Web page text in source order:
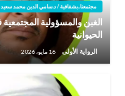
مجتمعنا..بشفافية / د.سامي الدين محمد سعيد
الغبن والمسؤولية
الحيوانية
الرواية الأولى 16 مايو، 2026